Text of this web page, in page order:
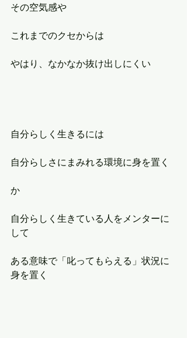
その空気感や
これまでのクセからは
やはり、なかなか抜け出しにくい
自分らしく生きるには
自分らしさにまみれる環境に身を置く
か
自分らしく生きている人をメンターに
して
ある意味で「叱ってもらえる」状況に
身を置く